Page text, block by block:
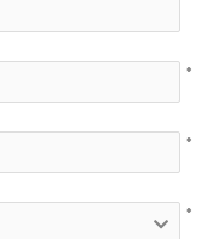
*
*
*